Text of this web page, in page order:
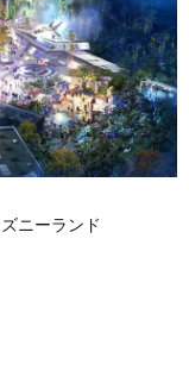
ニーランド